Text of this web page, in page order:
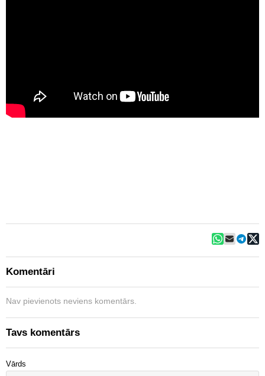
Komentāri
Nav pievienots neviens komentārs.
Tavs komentārs
Vārds